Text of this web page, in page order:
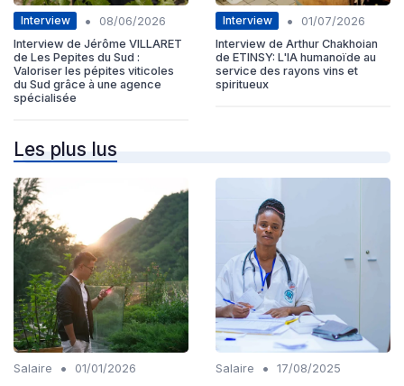
Interview •
08/06/2026
Interview de Jérôme VILLARET
de Les Pepites du Sud :
Valoriser les pépites viticoles
du Sud grâce à une agence
spécialisée
Interview •
01/07/2026
Interview de Arthur Chakhoian
de ETINSY: L'IA humanoïde au
service des rayons vins et
spiritueux
Les plus lus
Salaire •
01/01/2026
Salaire •
17/08/2025